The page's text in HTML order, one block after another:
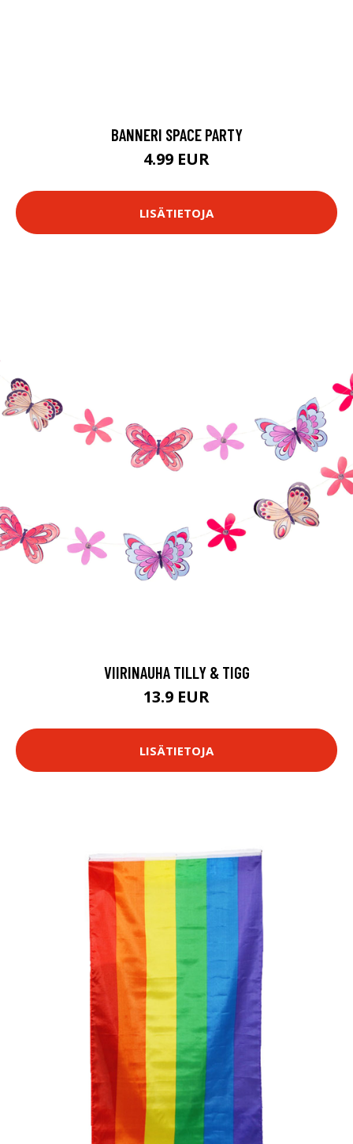
BANNERI SPACE PARTY
4.99 EUR
LISÄTIETOJA
VIIRINAUHA TILLY & TIGG
13.9 EUR
LISÄTIETOJA